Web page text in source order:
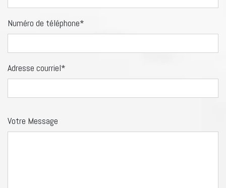
Numéro de téléphone*
Adresse courriel*
Votre Message